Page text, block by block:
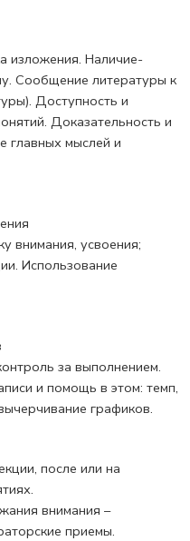
изложения. Наличие-
Сообщение литературы к
Доступность и
Доказательность и
главных мыслей и
внимания, усвоения;
Использование
за выполнением.
и помощь в этом: темп,
графиков.
после или на
внимания –
приемы.